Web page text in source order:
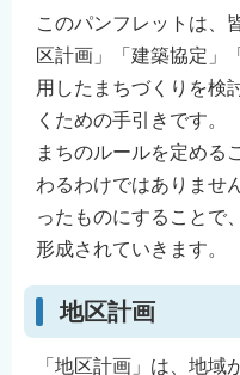
このパンフレットは、
区計画」「建築協定」
用したまちづくりを検
くための手引きです。
まちのルールを定める
わるわけではありませ
ったものにすることで
形成されていきます。
地区計画
「地区計画」は、地域